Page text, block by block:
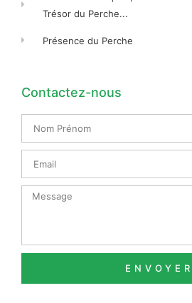
Trésor du Perche...
Présence du Perche
Contactez-nous
Prénom
Message
ENVOYER